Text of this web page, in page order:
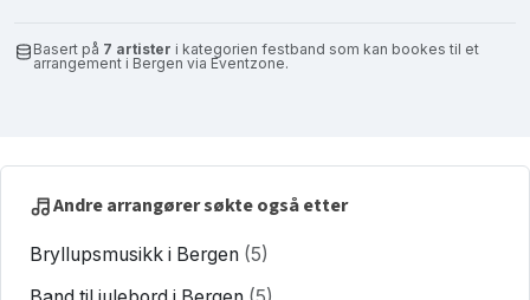
Basert på 7 artister i kategorien festband som kan bookes til et
arrangement i Bergen via Eventzone.
Andre arrangører søkte også etter
Bryllupsmusikk i Bergen (5)